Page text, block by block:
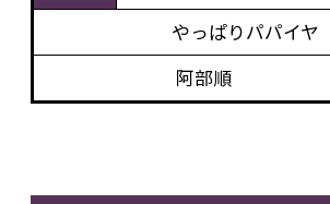
やっぱりパパイヤ
阿部順